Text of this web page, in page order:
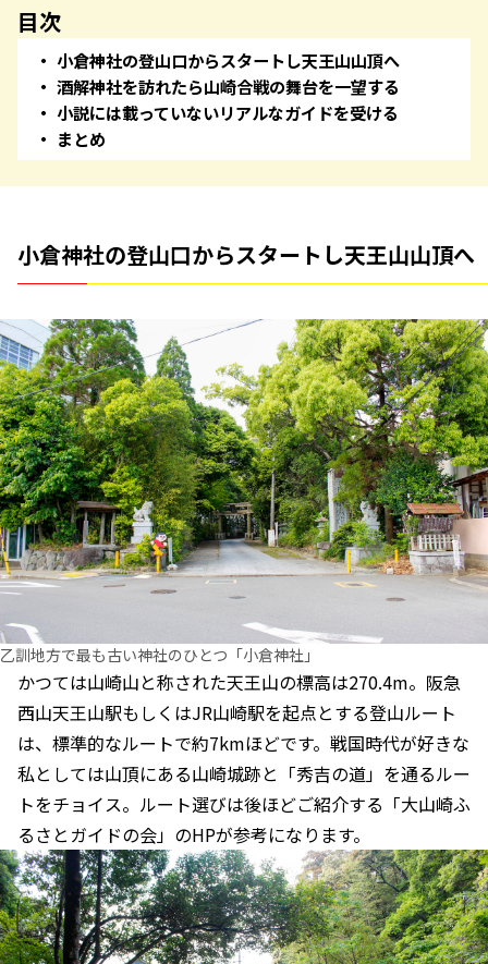
目次
小倉神社の登山口からスタートし天王山山頂へ
酒解神社を訪れたら山崎合戦の舞台を一望する
小説には載っていないリアルなガイドを受ける
まとめ
小倉神社の登山口からスタートし天王山山頂へ
乙訓地方で最も古い神社のひとつ「小倉神社」
かつては山崎山と称された天王山の標高は270.4m。阪急
西山天王山駅もしくはJR山崎駅を起点とする登山ルート
は、標準的なルートで約7kmほどです。戦国時代が好きな
私としては山頂にある山崎城跡と「秀吉の道」を通るルー
トをチョイス。ルート選びは後ほどご紹介する「大山崎ふ
るさとガイドの会」のHPが参考になります。